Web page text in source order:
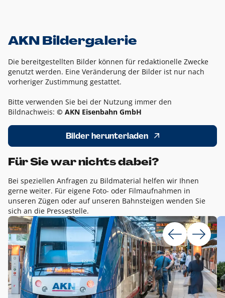
AKN Bildergalerie
Die bereitgestellten Bilder können für redaktionelle Zwecke
genutzt werden. Eine Veränderung der Bilder ist nur nach
vorheriger Zustimmung gestattet.
Bitte verwenden Sie bei der Nutzung immer den
Bildnachweis: © AKN Eisenbahn GmbH
Bilder herunterladen
Für Sie war nichts dabei?
Bei speziellen Anfragen zu Bildmaterial helfen wir Ihnen
gerne weiter. Für eigene Foto- oder Filmaufnahmen in
unseren Zügen oder auf unseren Bahnsteigen wenden Sie
sich an die Pressestelle.